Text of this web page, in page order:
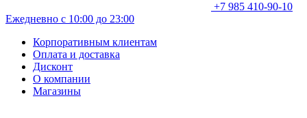
+7 985 410-90-10
Ежедневно с 10:00 до 23:00
Корпоративным клиентам
Оплата и доставка
Дисконт
О компании
Магазины